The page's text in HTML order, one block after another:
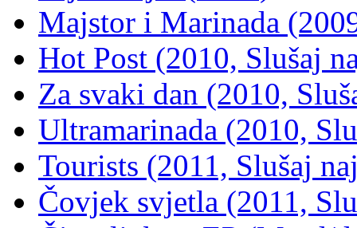
Majstor i Marinada
Hot Post (2010, Slušaj
Za svaki dan (2010,
Ultramarinada (2010,
Tourists (2011, Slušaj
Čovjek svjetla (2011,